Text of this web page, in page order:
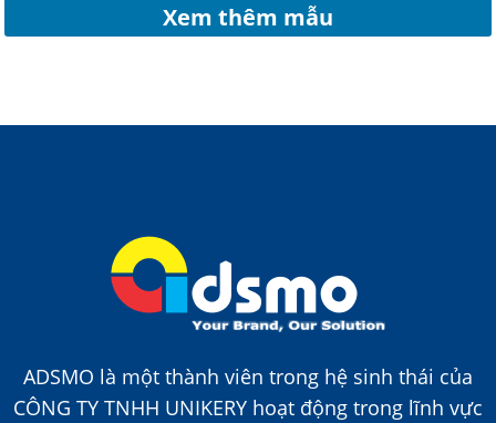
Xem thêm mẫu
ADSMO là một thành viên trong hệ sinh thái của
CÔNG TY TNHH UNIKERY hoạt động trong lĩnh vực